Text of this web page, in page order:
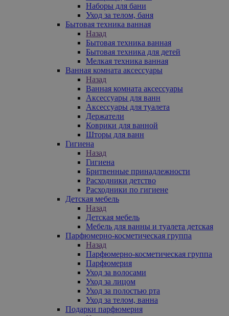
Наборы для бани
Уход за телом, баня
Бытовая техника ванная
Назад
Бытовая техника ванная
Бытовая техника для детей
Мелкая техника ванная
Ванная комната аксессуары
Назад
Ванная комната аксессуары
Аксессуары для ванн
Аксессуары для туалета
Держатели
Коврики для ванной
Шторы для ванн
Гигиена
Назад
Гигиена
Бритвенные принадлежности
Расходники детство
Расходники по гигиене
Детская мебель
Назад
Детская мебель
Мебель для ванны и туалета детская
Парфюмерно-косметическая группа
Назад
Парфюмерно-косметическая группа
Парфюмерия
Уход за волосами
Уход за лицом
Уход за полостью рта
Уход за телом, ванна
Подарки парфюмерия